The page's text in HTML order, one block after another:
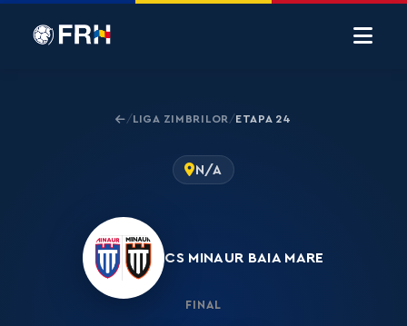
/LIGA ZIMBRILOR /ETAPA 24
N/A
CS MINAUR BAIA MARE
FINAL